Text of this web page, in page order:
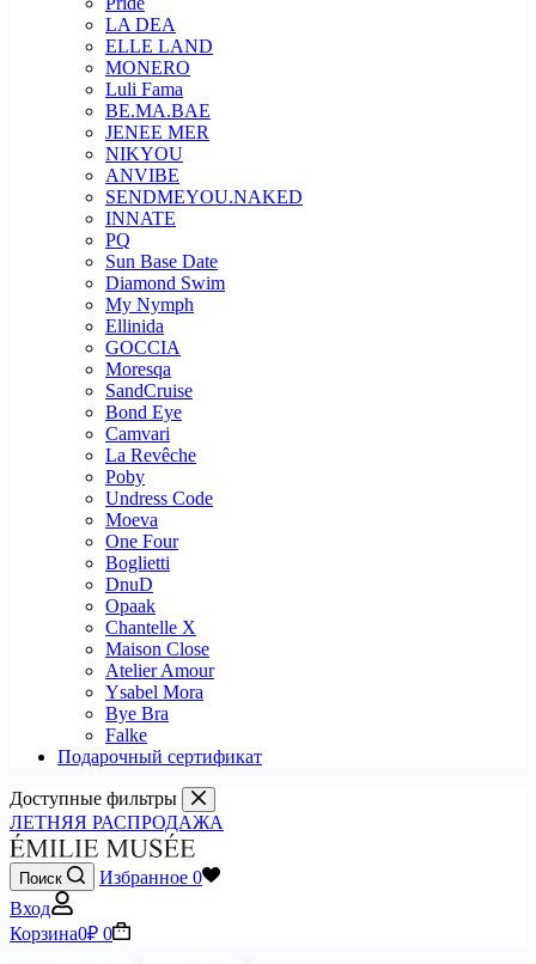
LA DEA
ELLE LAND
MONERO
Luli Fama
BE.MA.BAE
JENEE MER
NIKYOU
ANVIBE
SENDMEYOU.NAKED
INNATE
PQ
Sun Base Date
Diamond Swim
My Nymph
Ellinida
GOCCIA
Moresqa
SandCruise
Bond Eye
Camvari
La Revêche
Poby
Undress Code
Moeva
One Four
Boglietti
DnuD
Opaak
Chantelle X
Maison Close
Atelier Amour
Ysabel Mora
Bye Bra
Falke
Подарочный сертификат
Доступные фильтры
ЛЕТНЯЯ РАСПРОДАЖА
Поиск Избранное 0
Вход
Корзина0₽ 0